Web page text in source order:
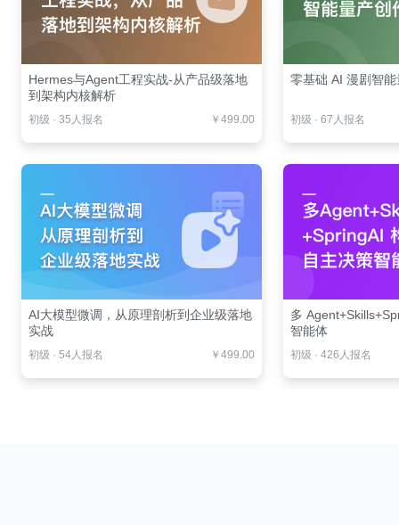
Hermes与Agent工程实战-从产品级落地
到架构内核解析
初级 · 35人报名 ￥499.00
零基础 AI 漫剧智
初级 · 67人报名
AI大模型微调，从原理剖析到企业级落地
实战
初级 · 54人报名 ￥499.00
多
智能体
初级 · 426人报名